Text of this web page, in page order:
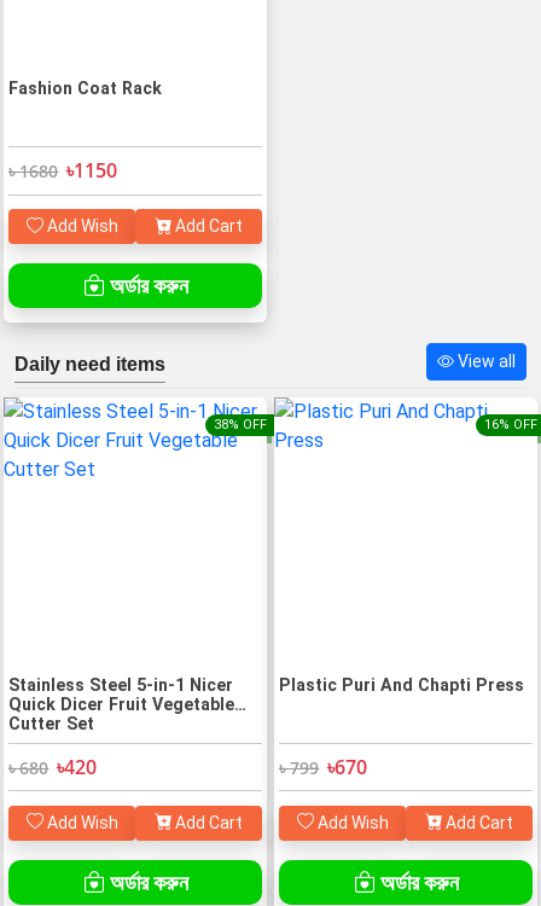
Fashion Coat Rack
৳ 1680 ৳1150
Add Wish Add Cart
অর্ডার করুন
Daily need items View all
38% OFF
Stainless Steel 5-in-1 Nicer
Quick Dicer Fruit Vegetable
Cutter Set
৳ 680 ৳420
Add Wish Add Cart
অর্ডার করুন
16% OFF
Plastic Puri And Chapti Press
৳ 799 ৳670
Add Wish Add Cart
অর্ডার করুন